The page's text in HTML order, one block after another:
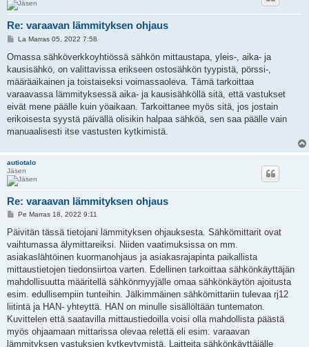
Re: varaavan lämmityksen ohjaus
V
e
t
i
La Marras 05, 2022 7:58
Omassa sähköverkkoyhtiössä sähkön mittaustapa, yleis-, aika- ja
kausisähkö, on valittavissa erikseen ostosähkön tyypistä, pörssi-,
määräaikainen ja toistaiseksi voimassaoleva. Tämä tarkoittaa
varaavassa lämmityksessä aika- ja kausisähköllä sitä, että vastukset
eivät mene päälle kuin yöaikaan. Tarkoittanee myös sitä, jos jostain
erikoisesta syystä päivällä olisikin halpaa sähköä, sen saa päälle vain
manuaalisesti itse vastusten kytkimistä.
autiotalo
Jäsen
Re: varaavan lämmityksen ohjaus
V
e
t
i
Pe Marras 18, 2022 9:11
Päivitän tässä tietojani lämmityksen ohjauksesta. Sähkömittarit ovat
vaihtumassa älymittareiksi. Niiden vaatimuksissa on mm.
asiakaslähtöinen kuormanohjaus ja asiakasrajapinta paikallista
mittaustietojen tiedonsiirtoa varten. Edellinen tarkoittaa sähkönkäyttäjän
mahdollisuutta määritellä sähkönmyyjälle omaa sähkönkäytön ajoitusta
esim. edullisempiin tunteihin. Jälkimmäinen sähkömittariin tulevaa rj12
liitintä ja HAN- yhteyttä. HAN on minulle sisällöltään tuntematon.
Kuvittelen että saatavilla mittaustiedoilla voisi olla mahdollista päästä
myös ohjaamaan mittarissa olevaa relettä eli esim. varaavan
lämmityksen vastuksien kytkeytymistä. Laitteita sähkönkäyttäjälle